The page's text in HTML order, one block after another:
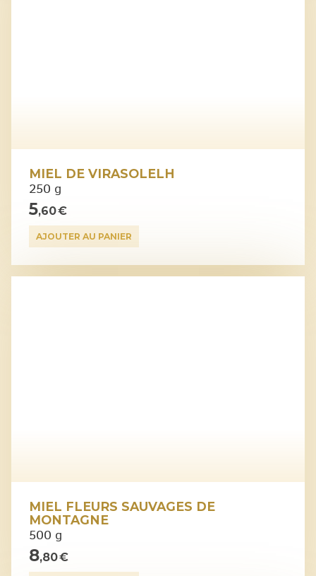
MIEL DE VIRASOLELH
250 g
5,60 €
AJOUTER AU PANIER
MIEL FLEURS SAUVAGES DE
MONTAGNE
500 g
8,80 €